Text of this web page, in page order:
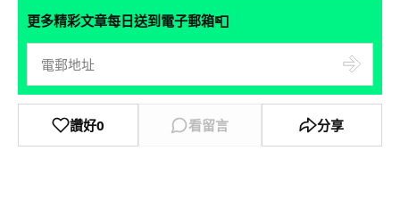
更多精彩文章每日送到電子郵箱📮
讚好0 看留言 分享